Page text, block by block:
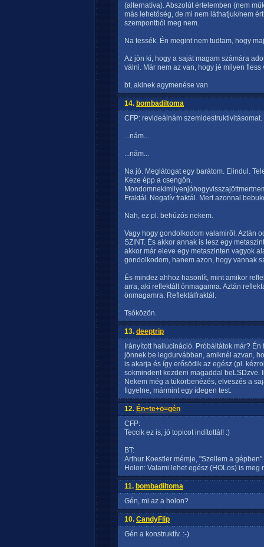
(alternatíva). Abszolút értelemben (nem
más lehetőség, de mi nem láthatjuk/nem
szempontból meg nem.
Na tessék. Én megint nem tudtam, hogy
Az jön ki, hogy a saját magam számára
válni. Már nem az van, hogy jé milyen
bt, akinek agymenése van
14. bombadiltoma
CFP: revideálnám szemidestruktivitásomat.
...nám...
...nám...
Na jó. Meglátogat egy barátom. Elindul.
Keze épp a csengőn.
Fraktál. Negatív fraktál. Mert azonnal
Nah, ez pl. behúzós nekem.
Vagy hogy gondolkodom valamiről. Aztán
SZINT. És akkor annak is lesz egy
akkor már eleve egy metaszinten vagyok
gondolkodom, hanem azon, hogy vannak
És mindez ahhoz hasonlít, mint amikor
arra, aki reflektált önmagamra. Aztán
önmagamra. Reflektálfraktál.
Tsóközön.
13. deeptrip
Irányított hallucináció. Próbáltátok már?
jönnek be legdurvábban, amiknél azvan,
is akarja és így erősödik az egész (pl.
sokmindent kezdeni magaddal beLSDzve.
Nekem még a tükörbenézés, elveszés a
figyelne, mármint egy idegen test.
12. Én+te+ö=gén
CFP:
Teccik ez is, jó topicot indítottál! :)
BT:
Arthur Koestler mémje, "Szellem a gépben"
Holon: Valami lehet egész (HOLos) is meg
11. bombadiltoma
Gén, mi az a holon?
10. CandyFlip
Gén a konstruktív. :-)